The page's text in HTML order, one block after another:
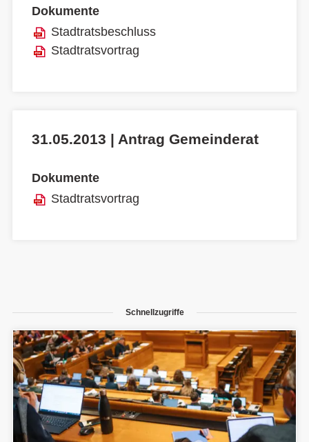
Dokumente
Stadtratsbeschluss
Stadtratsvortrag
31.05.2013 | Antrag Gemeinderat
Dokumente
Stadtratsvortrag
Schnellzugriffe